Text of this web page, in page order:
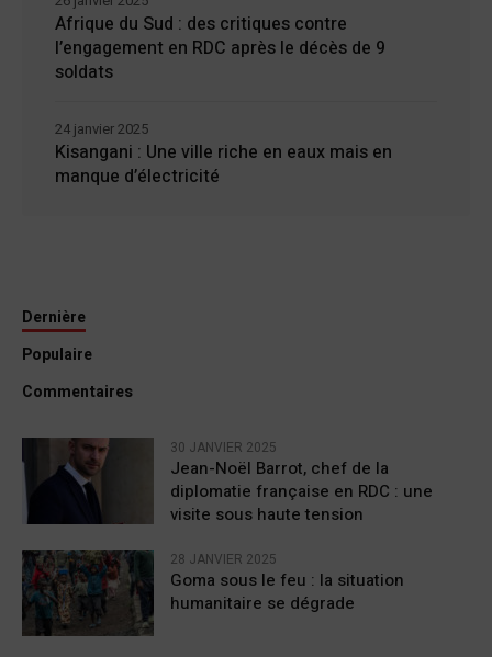
Afrique du Sud : des critiques contre
l’engagement en RDC après le décès de 9
soldats
Kisangani : Une ville riche en eaux mais en
manque d’électricité
24 janvier 2025
Dernière
Populaire
Commentaires
30 JANVIER 2025
Jean-Noël Barrot, chef de la
diplomatie française en RDC : une
visite sous haute tension
28 JANVIER 2025
Goma sous le feu : la situation
humanitaire se dégrade